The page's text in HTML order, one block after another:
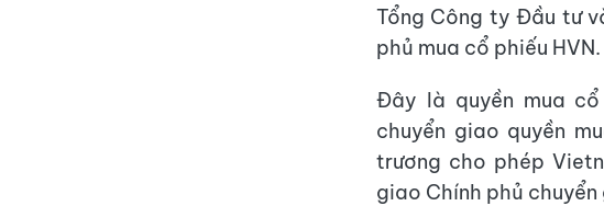
Tổng Công ty Đầu tư
phủ mua cổ phiếu HVN.
Đây là quyền mua
chuyển giao quyền
trương cho phép
giao Chính phủ